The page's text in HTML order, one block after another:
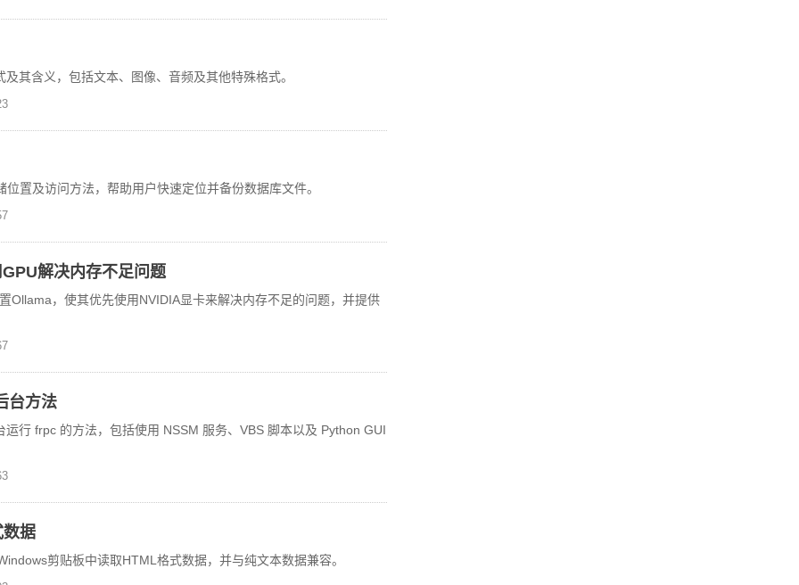
其含义，包括文本、图像、音频及其他特殊格式。
置及访问方法，帮助用户快速定位并备份数据库文件。
解决内存不足问题
Ollama，使其优先使用NVIDIA显卡来解决内存不足的问题，并提供
台方法
行 frpc 的方法，包括使用 NSSM 服务、VBS 脚本以及 Python GUI
据
剪贴板中读取HTML格式数据，并与纯文本数据兼容。